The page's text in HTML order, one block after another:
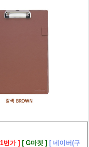
번가] [ G마켓 ] [ 네이버(구